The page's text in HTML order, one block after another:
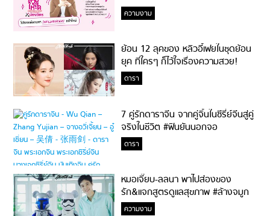
ความงาม
ย้อน 12 ลุคของ หลิวอี้เฟยในชุดย้อน
ยุค ที่ใครๆ ก็ไว้ใจเรื่องความสวย!
ดารา
7 คู่รักดาราจีน จากคู่จิ้นในซีรี่ย์จีนสู่คู่
จริงในชีวิต #ฟินยันนอกจอ
ดารา
หมอเจี๊ยบ-ลลนา พาไปส่องของ
รัก&แจกสูตรดูแลสุขภาพ #ล้างจมูก
ไม่ยากจะสอนให้
ความงาม